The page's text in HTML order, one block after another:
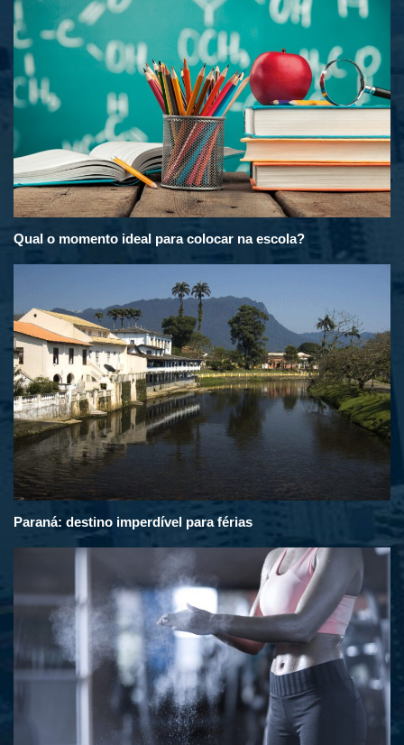
Qual o momento ideal para colocar na escola?
Paraná: destino imperdível para férias